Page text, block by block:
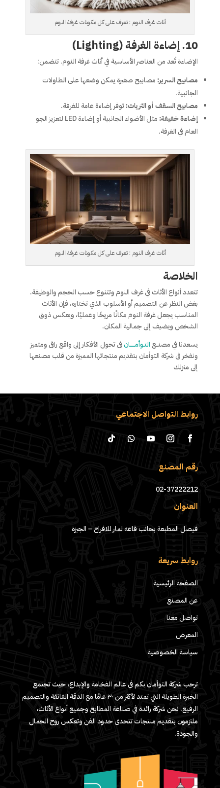
أثاث غرف النوم : تعرف على كل مكونات غرفة النوم
10. إضاءة الغرفة (Lighting)
الإضاءة تُعد من العناصر الأساسية في أثاث غرفة النوم. تتضمن:
مصابيح السرير: مصابيح صغيرة يمكن وضعها على الطاولات
الجانبية.
مصابيح السقف أو الثريات:توفر إضاءة عامة للغرفة.
إضاءة خفيفة:
مثل الأضواء الجانبية أو إضاءة LED لتعزيز الجو
العام في الغرفة.
أثاث غرف النوم : تعرف على كل مكونات غرفة النوم
الخلاصة
تتعدد أنواع الأثاث في غرف النوم وتتنوع حسب الحجم والوظيفة.
بغض النظر عن التصميم أو الأسلوب الذي تختاره، فإن الأثاث
المناسب يجعل غرفة النوم مكانًا مريحًا وعمليًا، ويعكس ذوق
الشخص ويضيف إلى جمالية المكان.
يسعدنا في مصنــع التـوأمـــــانفى تحول الأفكار إلى واقع راقى ومتميز
ونفخر فى شركة التوأمان بتقديم منتجاتها المميزة من قلب مصنعها
إلى منزلك
روابط التواصل الاجتماعي
رقم المصنع
02-37222212
العنوان
فيصل المطبعة بجانب قاعه لمار للافراح – الجيزة
روابط سريعة
الصفحة الرئيسية
عن المصنع
تواصل معنا
المعرض
سياسة الخصوصية
ترحب شركة التوأمان بكم في عالم الفخامة والإبداع، حيث تجتمع
الخبرة الطويلة التي تمتد لأكثر من ٣٠ عامًا مع الدقة الفائقة والتصميم
الرفيع. نحن شركة رائدة في صناعة المطابخ وجميع أنواع الأثاث،
ملتزمون بتقديم منتجات تتحدى حدود الفن وتعكس روح الجمال
والجودة.